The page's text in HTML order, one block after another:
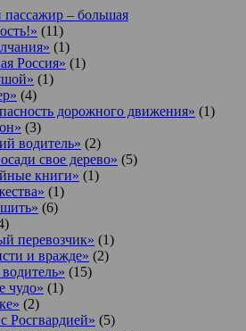
– большая
(11)
(1)
Россия» (1)
(1)
(4)
дорожного движения» (1)
(3)
водитель» (2)
свое дерево» (5)
книги» (1)
(1)
(6)
перевозчик» (1)
и вражде» (2)
(15)
чудо» (1)
(2)
Росгвардией» (5)